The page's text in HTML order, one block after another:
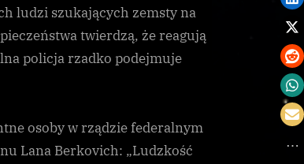
ludzi szukających zemsty na
twierdzą, że reagują
policja rzadko podejmuje
osoby w rządzie federalnym
Lana Berkovich: „Ludzkość